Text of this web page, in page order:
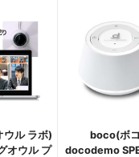
ル ラボ)
オウル プ
boco(ボ
docodemo